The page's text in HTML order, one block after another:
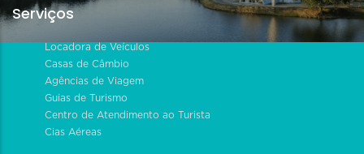
Serviços
Locadora de Veículos
Casas de Câmbio
Agências de Viagem
Guias de Turismo
Centro de Atendimento ao Turista
Cias Aéreas